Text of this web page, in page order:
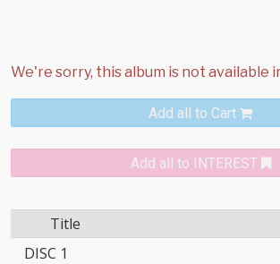
Add all to Cart
Add all to INTEREST
Title
DISC 1